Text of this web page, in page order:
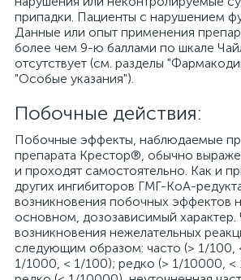
припадки. Пациенты с нарушением
Данные или опыт применения
более чем 9-ю баллами по шкале
отсутствует (см. разделы
"Особые указания").
Побочные действия:
Побочные эффекты, наблюдаемые
препарата Крестор®, обычно
и проходят самостоятельно. Как и
других ингибиторов ГМГ-КоА-
возникновения побочных эффектов
основном, дозозависимый характер.
возникновения нежелательных
следующим образом: часто (> 1/100,
1/1000, < 1/100); редко (> 1/10000, <